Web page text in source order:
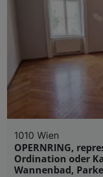
1010 Wien
OPERNRING,
Ordination oder
Wannenbad,